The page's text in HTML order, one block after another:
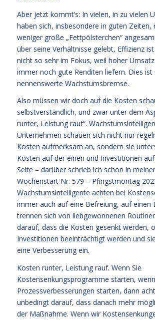
Aber jetzt kommt’s: In vielen, in zu vielen
haben sich, insbesondere in guten Zeiten,
weniger große „Fettpölsterchen“
über seine Verhältnisse gelebt, Effizienz
nicht so sehr im Fokus, weil hoher
immer noch gute Renditen liefern. Dies ist
nennenswerte Wachstumsbremse.
Also müssen wir doch auf die Kosten
selbstverständlich, und zwar unter dem
runter, Leistung rauf“.
Unternehmen schauen sich nicht nur
Kosten aufmerksam an, sondern sie
Kosten auf der einen und Investitionen
Seite – darüber schrieb ich schon in
Wochenstart Nr. 579 – Pfingstmontag
Wachstumsintelligente achten bei
immer auch auf eine Befreiung, auf einen
trennen sich von liebgewonnenen
darauf, dass die Kosten gesenkt werden,
Investitionen beeinträchtigt werden und
eine Verbesserung ein.
Kosten runter, Leistung rauf. Wenn Sie
Kostensenkungsprogramme starten,
Prozessverbesserungen starten, dann
unbedingt darauf, dass danach mehr
der Maßnahme. Wenn wir